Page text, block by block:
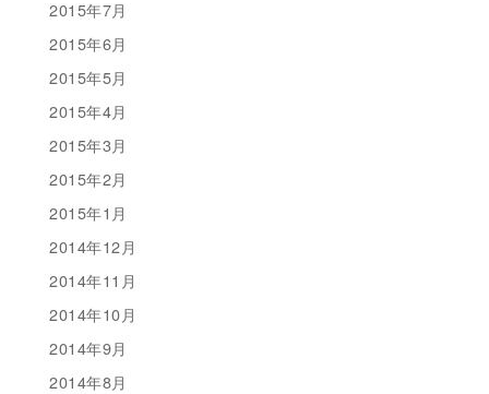
2015年7月
2015年6月
2015年5月
2015年4月
2015年3月
2015年2月
2015年1月
2014年12月
2014年11月
2014年10月
2014年9月
2014年8月